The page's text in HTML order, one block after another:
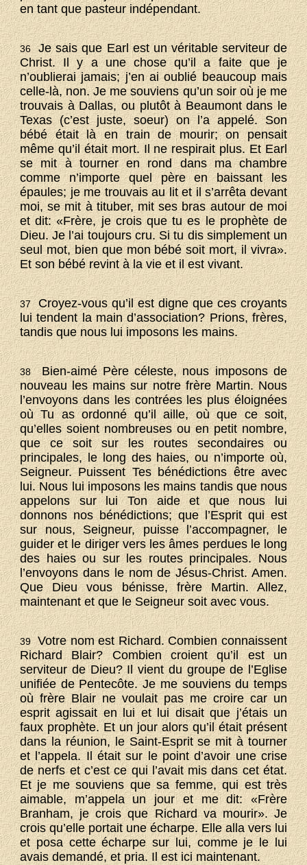
en tant que pasteur indépendant.
36Je sais que Earl est un véritable serviteur de
Christ. Il y a une chose qu’il a faite que je
n’oublierai jamais; j’en ai oublié beaucoup mais
celle-là, non. Je me souviens qu’un soir où je me
trouvais à Dallas, ou plutôt à Beaumont dans le
Texas (c’est juste, soeur) on l’a appelé. Son
bébé était là en train de mourir; on pensait
même qu’il était mort. Il ne respirait plus. Et Earl
se mit à tourner en rond dans ma chambre
comme n’importe quel père en baissant les
épaules; je me trouvais au lit et il s’arrêta devant
moi, se mit à tituber, mit ses bras autour de moi
et dit: «Frère, je crois que tu es le prophète de
Dieu. Je l’ai toujours cru. Si tu dis simplement un
seul mot, bien que mon bébé soit mort, il vivra».
Et son bébé revint à la vie et il est vivant.
37Croyez-vous qu’il est digne que ces croyants
lui tendent la main d’association? Prions, frères,
tandis que nous lui imposons les mains.
38Bien-aimé Père céleste, nous imposons de
nouveau les mains sur notre frère Martin. Nous
l’envoyons dans les contrées les plus éloignées
où Tu as ordonné qu’il aille, où que ce soit,
qu’elles soient nombreuses ou en petit nombre,
que ce soit sur les routes secondaires ou
principales, le long des haies, ou n’importe où,
Seigneur. Puissent Tes bénédictions être avec
lui. Nous lui imposons les mains tandis que nous
appelons sur lui Ton aide et que nous lui
donnons nos bénédictions; que l’Esprit qui est
sur nous, Seigneur, puisse l’accompagner, le
guider et le diriger vers les âmes perdues le long
des haies ou sur les routes principales. Nous
l’envoyons dans le nom de Jésus-Christ. Amen.
Que Dieu vous bénisse, frère Martin. Allez,
maintenant et que le Seigneur soit avec vous.
39Votre nom est Richard. Combien connaissent
Richard Blair? Combien croient qu’il est un
serviteur de Dieu? Il vient du groupe de l’Eglise
unifiée de Pentecôte. Je me souviens du temps
où frère Blair ne voulait pas me croire car un
esprit agissait en lui et lui disait que j’étais un
faux prophète. Et un jour alors qu’il était présent
dans la réunion, le Saint-Esprit se mit à tourner
et l’appela. Il était sur le point d’avoir une crise
de nerfs et c’est ce qui l’avait mis dans cet état.
Et je me souviens que sa femme, qui est très
aimable, m’appela un jour et me dit: «Frère
Branham, je crois que Richard va mourir». Je
crois qu’elle portait une écharpe. Elle alla vers lui
et posa cette écharpe sur lui, comme je le lui
avais demandé, et pria. Il est ici maintenant.